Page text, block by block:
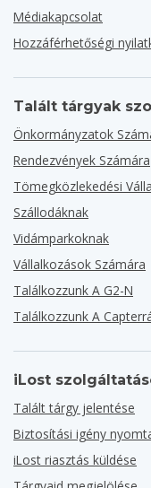
Médiakapcsolat
Hozzáférhetőségi
Talált tárgyak
Önkormányzatok
Rendezvények Számára
Tömegközlekedési
Szállodáknak
Vidámparkoknak
Vállalkozások Számára
Találkozzunk A G2-N
Találkozzunk A
iLost
Talált tárgy jelentése
Biztosítási igény
iLost riasztás küldése